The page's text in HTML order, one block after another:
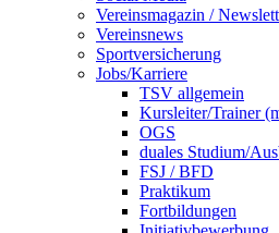
Vereinsmagazin /
Vereinsnews
Sportversicherung
Jobs/Karriere
TSV allgemein
Kursleiter/Trainer
OGS
duales Studium/
FSJ / BFD
Praktikum
Fortbildungen